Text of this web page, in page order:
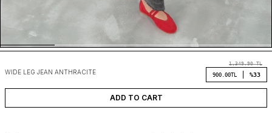
WIDE LEG JEAN ANTHRACITE
1,349.90TL
900.00TL %33
ADD TO CART